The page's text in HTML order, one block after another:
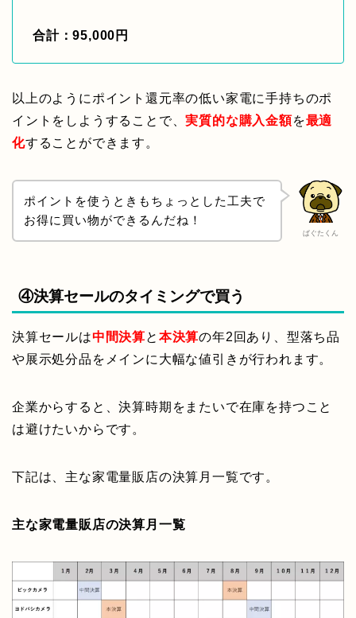
合計：95,000円
以上のようにポイント還元率の低い家電に手持ちのポ
イントをしようすることで、実質的な購入金額を最適
化することができます。
ぱぐたくん
ポイントを使うときもちょっとした工夫で
お得に買い物ができるんだね！
④決算セールのタイミングで買う
決算セールは中間決算と 本決算の年2回あり、型落ち品
や展示処分品をメインに大幅な値引きが行われます。
企業からすると、決算時期をまたいで在庫を持つこと
は避けたいからです。
下記は、主な家電量販店の決算月一覧です。
主な家電量販店の決算月一覧